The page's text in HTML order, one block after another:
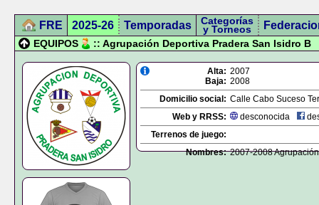
FRE 2025-26 Temporadas Categorías
y Torneos
EQUIPOS :: Agrupación Deportiva Pradera San Isidro B
Alta: 2007
Baja: 2008
Domicilio social: Calle Cabo Suceso
Web y RRSS:
desconocida
Terrenos de juego:
Nombres: 2007-2008